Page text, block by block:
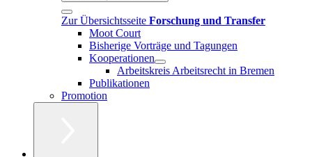
Zur Übersichtsseite Forschung und Transfer
Moot Court
Bisherige Vorträge und Tagungen
Kooperationen
Arbeitskreis Arbeitsrecht in Bremen
Publikationen
Promotion